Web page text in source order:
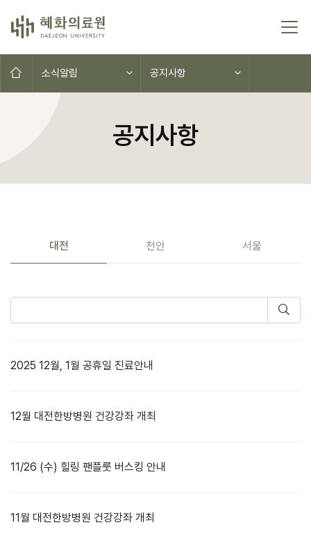
콘텐츠로 이동
홈으로소식알림 공지사항
공지사항
공지사항(대전,천안,서울)
대전 천안 서울
2025 12월, 1월 공휴일 진료안내
12월 대전한방병원 건강강좌 개최
11/26 (수) 힐링 팬플룻 버스킹 안내
11월 대전한방병원 건강강좌 개최